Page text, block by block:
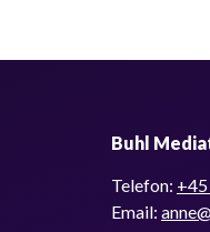
Buhl
Telefon:
Email: